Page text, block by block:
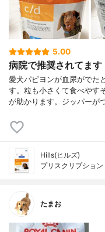
5.00
病院で推奨されてます
愛犬パピヨンが血尿がでた
す。粒も小さくて食べやす
が助かります。ジッパーが
Hills(ヒルズ)
プリスクリプショ
たまお